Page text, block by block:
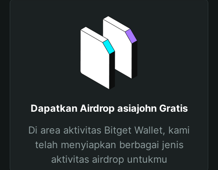
Dapatkan Airdrop asiajohn Gratis
Di area aktivitas Bitget Wallet, kami
telah menyiapkan berbagai jenis
aktivitas airdrop untukmu